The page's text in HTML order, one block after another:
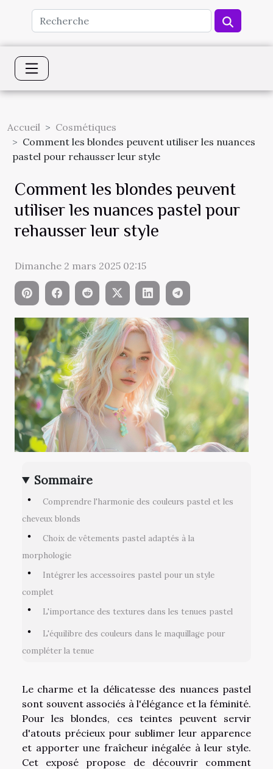
Accueil
Cosmétiques
Comment les blondes peuvent utiliser les nuances
pastel pour rehausser leur style
Comment les blondes peuvent
utiliser les nuances pastel pour
rehausser leur style
Dimanche 2 mars 2025 02:15
Sommaire
Comprendre l'harmonie des couleurs pastel et les
cheveux blonds
Choix de vêtements pastel adaptés à la
morphologie
Intégrer les accessoires pastel pour un style
complet
L'importance des textures dans les tenues pastel
L'équilibre des couleurs dans le maquillage pour
compléter la tenue
Le charme et la délicatesse des nuances pastel
sont souvent associés à l'élégance et la féminité.
Pour les blondes, ces teintes peuvent servir
d'atouts précieux pour sublimer leur apparence
et apporter une fraîcheur inégalée à leur style.
Cet exposé propose de découvrir comment